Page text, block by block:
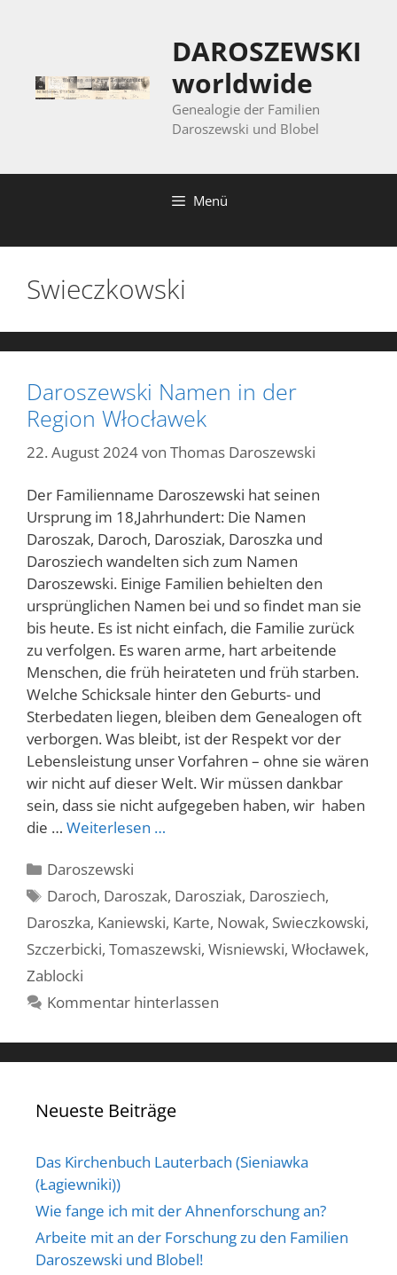
DAROSZEWSKI
worldwide
Genealogie der Familien
Daroszewski und Blobel
Menü
Swieczkowski
Daroszewski Namen in der
Region Włocławek
22. August 2024von Thomas Daroszewski
Der Familienname Daroszewski hat seinen
Ursprung im 18,Jahrhundert: Die Namen
Daroszak, Daroch, Darosziak, Daroszka und
Darosziech wandelten sich zum Namen
Daroszewski. Einige Familien behielten den
ursprünglichen Namen bei und so findet man sie
bis heute. Es ist nicht einfach, die Familie zurück
zu verfolgen. Es waren arme, hart arbeitende
Menschen, die früh heirateten und früh starben.
Welche Schicksale hinter den Geburts- und
Sterbedaten liegen, bleiben dem Genealogen oft
verborgen. Was bleibt, ist der Respekt vor der
Lebensleistung unser Vorfahren – ohne sie wären
wir nicht auf dieser Welt. Wir müssen dankbar
sein, dass sie nicht aufgegeben haben, wir haben
die … Weiterlesen …
Kategorien
Daroszewski
Schlagwörter
Daroch, Daroszak, Darosziak, Darosziech,
Daroszka, Kaniewski, Karte, Nowak, Swieczkowski,
Szczerbicki, Tomaszewski, Wisniewski, Włocławek,
Zablocki
Kommentar hinterlassen
Neueste Beiträge
Das Kirchenbuch Lauterbach (Sieniawka
(Łagiewniki))
Wie fange ich mit der Ahnenforschung an?
Arbeite mit an der Forschung zu den Familien
Daroszewski und Blobel!